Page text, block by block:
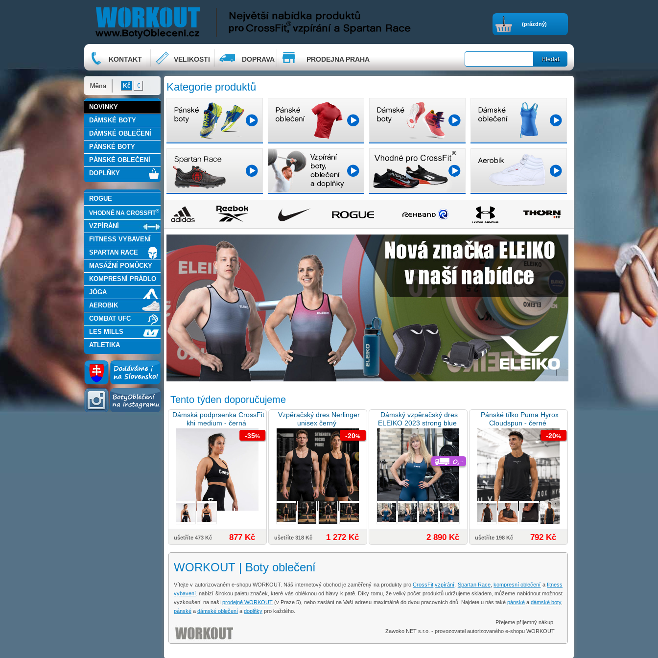
(prázdný)
KONTAKT VELIKOSTI DOPRAVA PRODEJNA PRAHA
Kč €
NOVINKY
DÁMSKÉ BOTY
DÁMSKÉ OBLEČENÍ
PÁNSKÉ BOTY
PÁNSKÉ OBLEČENÍ
DOPLŇKY
ROGUE
VHODNÉ NA CROSSFIT®
VZPÍRÁNÍ
FITNESS VYBAVENÍ
SPARTAN RACE
MASÁŽNÍ POMŮCKY
KOMPRESNÍ PRÁDLO
JÓGA
AEROBIK
COMBAT UFC
LES MILLS
ATLETIKA
Kategorie produktů
Tento týden doporučujeme
-35%
Dámská podprsenka CrossFit
khi medium - černá
ušetříte 473 Kč 877 Kč
-20%
Vzpěračský dres Nerlinger
unisex černý
ušetříte 318 Kč 1 272 Kč
Dámský vzpěračský dres
ELEIKO 2023 strong blue
2 890 Kč
-20%
Pánské tílko Puma Hyrox
Cloudspun - černé
ušetříte 198 Kč 792 Kč
WORKOUT | Boty oblečení
Vítejte v autorizovaném e-shopu WORKOUT. Náš internetový obchod je zaměřený na produkty proCrossFit ,vzpírání Spartan Race,kompresní oblečení afitness
vybavení . nabízí širokou paletu značek, které vás obléknou od hlavy k patě. Díky tomu, že velký počet produktů udržujeme skladem, můžeme nabídnout možnost
vyzkoušení na našíprodejně WORKOUT (v Praze 5), nebo zaslání na Vaší adresu maximálně do dvou pracovních dnů. Najdete u nás také pánskéa dámské boty,
pánské a dámské oblečení a doplňky pro každého.
Přejeme příjemný nákup,
Zawoko NET s.r.o. - provozovatel autorizovaného e-shopu WORKOUT